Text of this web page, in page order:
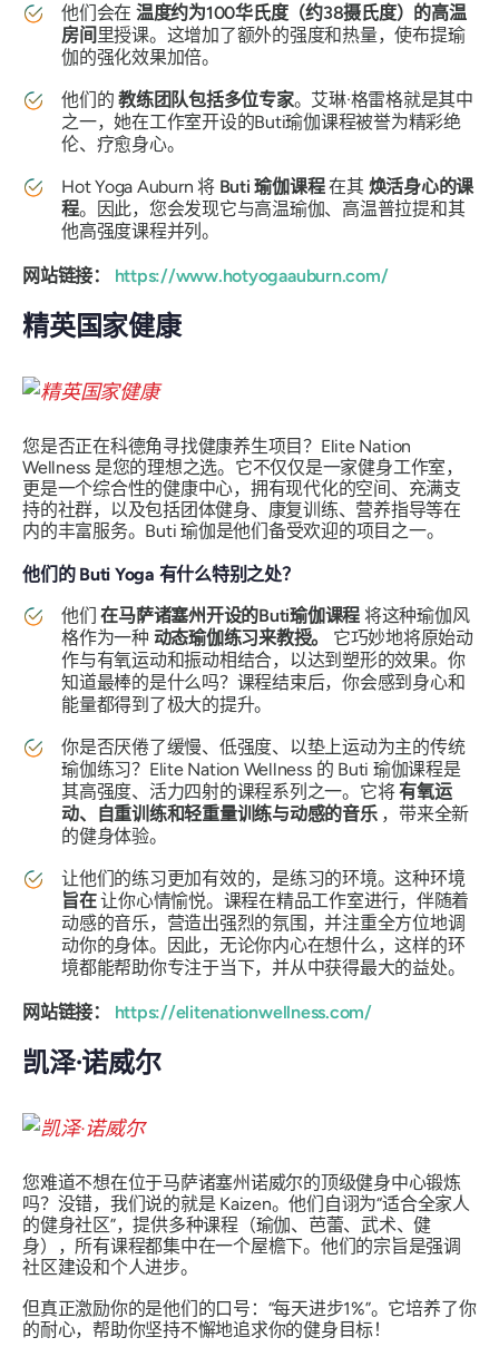
他们会在 温度约为100华氏度（约38摄氏度）的高温
房间 里授课。这增加了额外的强度和热量，使布提瑜
伽的强化效果加倍。
他们的教练团队包括多位专家。艾琳·格雷格就是其中
之一，她在工作室开设的Buti瑜伽课程被誉为精彩绝
伦、疗愈身心。
Hot Yoga Auburn 将 Buti 瑜伽课程在其焕活身心的课
程。因此，您会发现它与高温瑜伽、高温普拉提和其
他高强度课程并列。
网站链接： https://www.hotyogaauburn.com/
精英国家健康
您是否正在科德角寻找健康养生项目？Elite Nation
Wellness 是您的理想之选。它不仅仅是一家健身工作室，
更是一个综合性的健康中心，拥有现代化的空间、充满支
持的社群，以及包括团体健身、康复训练、营养指导等在
内的丰富服务。Buti 瑜伽是他们备受欢迎的项目之一。
他们的 Buti Yoga 有什么特别之处？
他们在马萨诸塞州开设的Buti瑜伽课程 将这种瑜伽风
格作为一种 动态瑜伽练习来教授。
它巧妙地将原始动
作与有氧运动和振动相结合，以达到塑形的效果。你
知道最棒的是什么吗？课程结束后，你会感到身心和
能量都得到了极大的提升。
你是否厌倦了缓慢、低强度、以垫上运动为主的传统
瑜伽练习？Elite Nation Wellness 的 Buti 瑜伽课程是
其高强度、活力四射的课程系列之一。它将有氧运
动、自重训练和轻重量训练与动感的音乐，带来全新
的健身体验。
让他们的练习更加有效的，是练习的环境。这种环境
旨在让你心情愉悦。课程在精品工作室进行，伴随着
动感的音乐，营造出强烈的氛围，并注重全方位地调
动你的身体。因此，无论你内心在想什么，这样的环
境都能帮助你专注于当下，并从中获得最大的益处。
网站链接： https://elitenationwellness.com/
凯泽·诺威尔
您难道不想在位于马萨诸塞州诺威尔的顶级健身中心锻炼
吗？没错，我们说的就是 Kaizen。他们自诩为“适合全家人
的健身社区”，提供多种课程（瑜伽、芭蕾、武术、健
身），所有课程都集中在一个屋檐下。他们的宗旨是强调
社区建设和个人进步。
但真正激励你的是他们的口号：“每天进步1%”。它培养了你
的耐心，帮助你坚持不懈地追求你的健身目标！